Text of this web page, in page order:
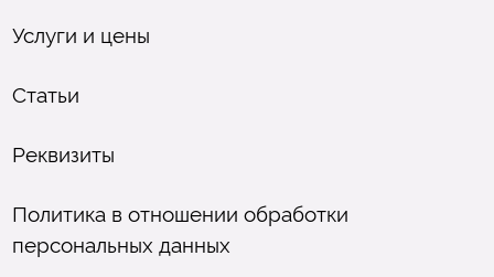
Услуги и цены
Статьи
Реквизиты
Политика в отношении обработки
персональных данных